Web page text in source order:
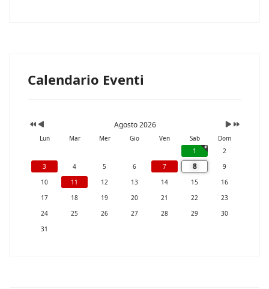
Calendario Eventi
Agosto 2026
Lun Mar Mer Gio Ven Sab
Dom
1
2
3
4 5 6 7 8
9
10
11 12 13 14 15
16
17
18 19 20 21 22
23
24
25 26 27 28 29
30
31